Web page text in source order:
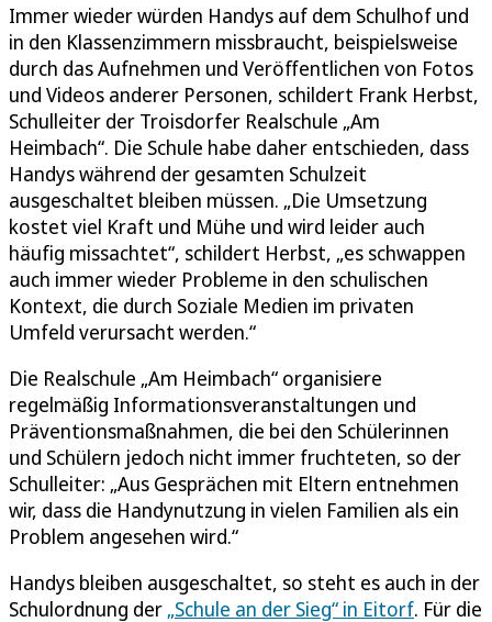
Immer wieder würden Handys auf dem Schulhof und
in den Klassenzimmern missbraucht, beispielsweise
durch das Aufnehmen und Veröffentlichen von Fotos
und Videos anderer Personen, schildert Frank Herbst,
Schulleiter der Troisdorfer Realschule „Am
Heimbach“. Die Schule habe daher entschieden, dass
Handys während der gesamten Schulzeit
ausgeschaltet bleiben müssen. „Die Umsetzung
kostet viel Kraft und Mühe und wird leider auch
häufig missachtet“, schildert Herbst, „es schwappen
auch immer wieder Probleme in den schulischen
Kontext, die durch Soziale Medien im privaten
Umfeld verursacht werden.“
Die Realschule „Am Heimbach“ organisiere
regelmäßig Informationsveranstaltungen und
Präventionsmaßnahmen, die bei den Schülerinnen
und Schülern jedoch nicht immer fruchteten, so der
Schulleiter: „Aus Gesprächen mit Eltern entnehmen
wir, dass die Handynutzung in vielen Familien als ein
Problem angesehen wird.“
Handys bleiben ausgeschaltet, so steht es auch in der
Schulordnung der „Schule an der Sieg“ in Eitorf. Für die